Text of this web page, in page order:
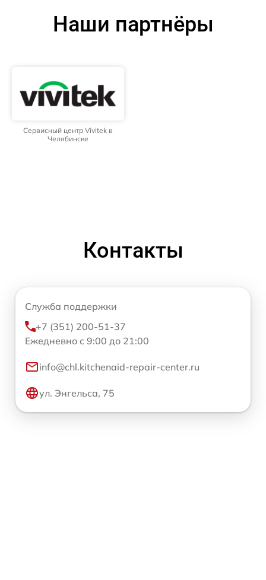
Наши партнёры
Сервисный центр Vivitek в
Челябинске
Контакты
Служба поддержки
+7 (351) 200-51-37
Ежедневно с 9:00 до 21:00
info@chl.kitchenaid-repair-center.ru
ул. Энгельса, 75